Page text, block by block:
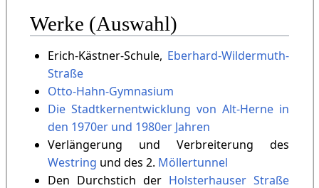
Werke (Auswahl)
Erich-Kästner-Schule, Eberhard-Wildermuth-
Straße
Otto-Hahn-Gymnasium
Die Stadtkernentwicklung von Alt-Herne in
den 1970er und 1980er Jahren
Verlängerung und Verbreiterung des
Westring und des 2. Möllertunnel
Den Durchstich der Holsterhauser Straße